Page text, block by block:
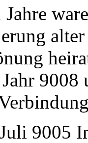
9008
9005